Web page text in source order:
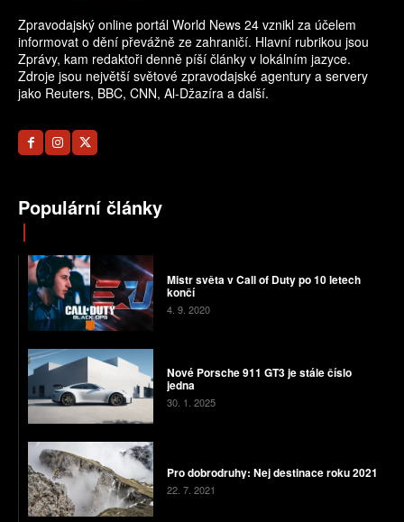
Zpravodajský online portál World News 24 vznikl za účelem
informovat o dění převážně ze zahraničí. Hlavní rubrikou jsou
Zprávy, kam redaktoři denně píší články v lokálním jazyce.
Zdroje jsou největší světové zpravodajské agentury a servery
jako Reuters, BBC, CNN, Al-Džazíra a další.
Populární články
Mistr světa v Call of Duty po 10 letech
končí
4. 9. 2020
Nové Porsche 911 GT3 je stále číslo
jedna
30. 1. 2025
Pro dobrodruhy: Nej destinace roku 2021
22. 7. 2021